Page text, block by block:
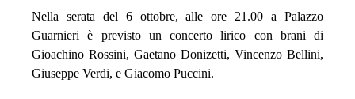
Nella serata del 6 ottobre, alle ore 21.00 a Palazzo
Guarnieri è previsto un concerto lirico con brani di
Gioachino Rossini, Gaetano Donizetti, Vincenzo Bellini,
Giuseppe Verdi, e Giacomo Puccini.